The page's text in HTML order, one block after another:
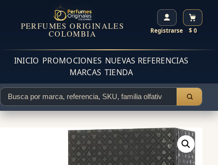
PERFUMES ORIGINALES
COLOMBIA Registrarse $ 0
INICIO PROMOCIONES NUEVAS REFERENCIAS
MARCAS TIENDA